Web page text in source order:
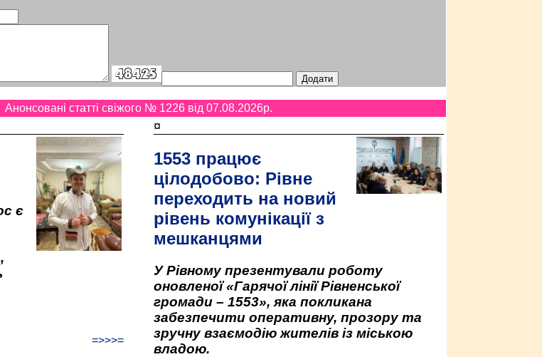
Анонсовані статті свіжого № 1226 від 07.08.2026p.
є
=>>>=
¤
1553 працює
цілодобово: Рівне
переходить на новий
рівень комунікації з
мешканцями
У Рівному презентували роботу
оновленої «Гарячої лінії Рівненської
громади – 1553», яка покликана
забезпечити оперативну, прозору та
зручну взаємодію жителів із міською
владою.